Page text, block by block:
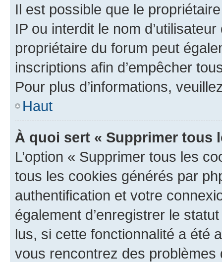
Il est possible que le
IP ou interdit le nom
propriétaire du forum peut
inscriptions afin d’empêcher
Pour plus d’informations,
Haut
À quoi sert « Supprimer tous
L’option « Supprimer tous les
tous les cookies générés par
authentification et votre
également d’enregistrer le
lus, si cette fonctionnalité a été
vous rencontrez des